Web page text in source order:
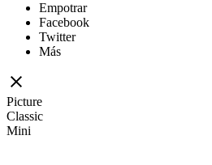
Empotrar
Facebook
Twitter
Más
Picture
Classic
Mini